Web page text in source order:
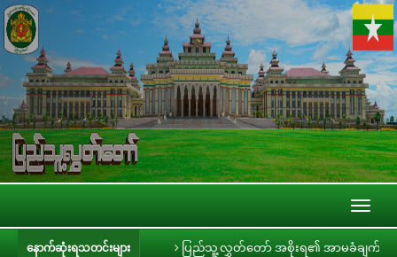
နောက်ဆုံးရသတင်းများ
ဒီယာများနှင့် တွေ့ဆုံ ပြည်သူ့လွှတ်တော် အစိုးရ၏ အာမခံချက်များ၊ က